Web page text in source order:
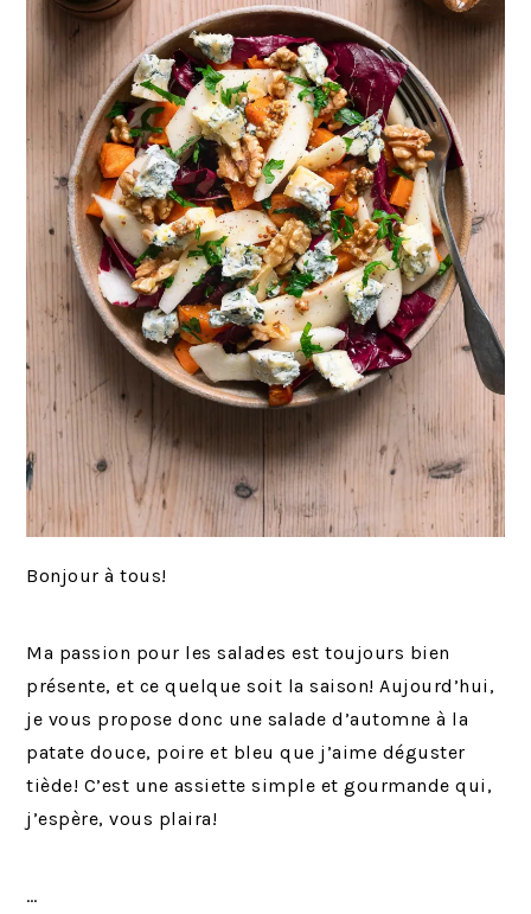
Bonjour à tous!
Ma passion pour les salades est toujours bien
présente, et ce quelque soit la saison! Aujourd’hui,
je vous propose donc une salade d’automne à la
patate douce, poire et bleu que j’aime déguster
tiède! C’est une assiette simple et gourmande qui,
j’espère, vous plaira!
…